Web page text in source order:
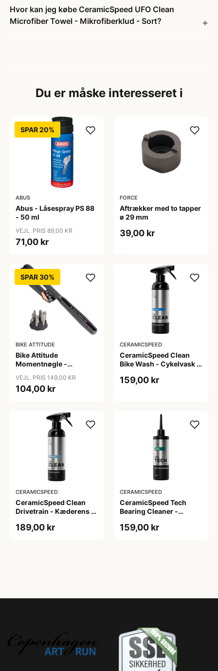
Hvor kan jeg købe CeramicSpeed UFO Clean
Microfiber Towel - Mikrofiberklud - Sort?
Du er måske interesseret i
SPAR 20%
ABUS
Abus - Låsespray PS 88
- 50 ml
VEJL. PRIS 89,00 KR
71,00 kr
FORCE
Aftrækker med to tapper
ø 29 mm
39,00 kr
SPAR 30%
BIKE ATTITUDE
Bike Attitude
Momentnøgle -
VEJL. PRIS 149,00 KR
104,00 kr
CERAMICSPEED
CeramicSpeed Clean
Bike Wash - Cykelvask -
159,00 kr
CERAMICSPEED
CeramicSpeed Clean
Drivetrain - Kæderens -
189,00 kr
CERAMICSPEED
CeramicSpeed Tech
Bearing Cleaner -
159,00 kr